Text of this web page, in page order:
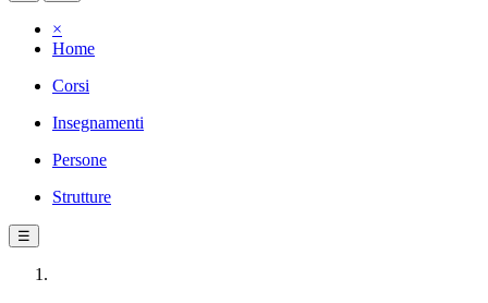
×
Home
Corsi
Insegnamenti
Persone
Strutture
☰